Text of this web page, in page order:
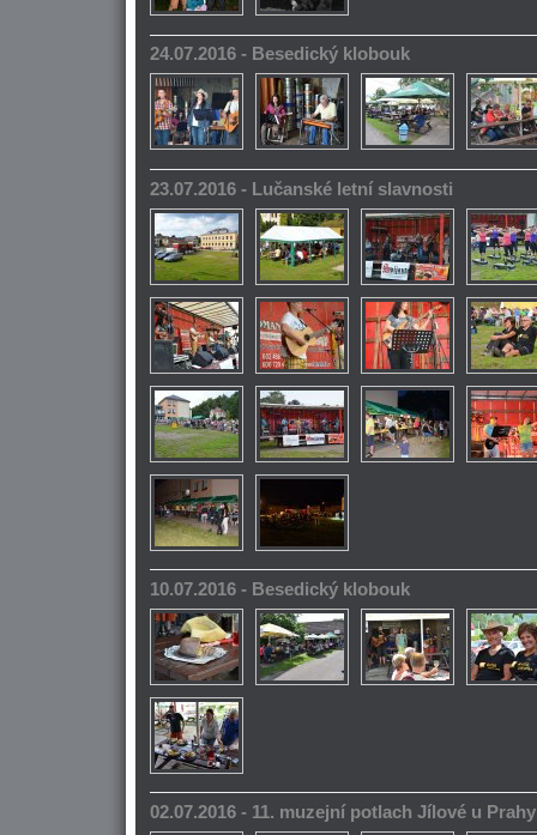
24.07.2016 - Besedický klobouk
23.07.2016 - Lučanské letní slavnosti
10.07.2016 - Besedický klobouk
02.07.2016 - 11. muzejní potlach Jílové u Prahy